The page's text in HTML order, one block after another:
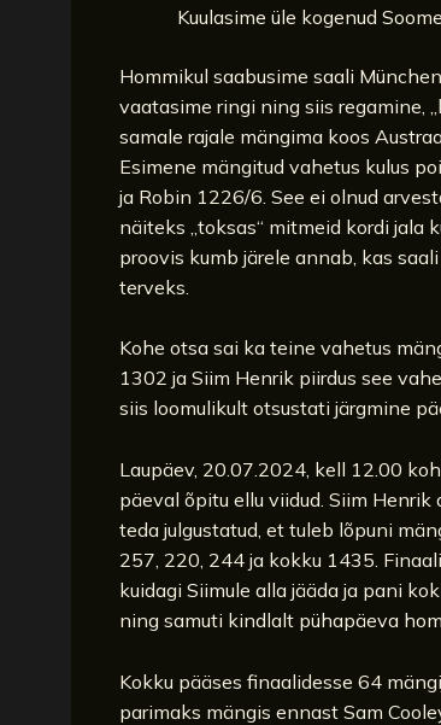
Kuulasime üle kogenud
Hommikul saabusime saali
vaatasime ringi ning siis regamine,
samale rajale mängima koos
Esimene mängitud vahetus kulus
ja Robin 1226/6. See ei olnud
näiteks „toksas“ mitmeid kordi jala
proovis kumb järele annab, kas
terveks.
Kohe otsa sai ka teine vahetus
1302 ja Siim Henrik piirdus see
siis loomulikult otsustati järgmine
Laupäev, 20.07.2024, kell 12.00
päeval õpitu ellu viidud. Siim
teda julgustatud, et tuleb lõpuni
257, 220, 244 ja kokku 1435.
kuidagi Siimule alla jääda ja pani
ning samuti kindlalt pühapäeva
Kokku pääses finaalidesse 64
parimaks mängis ennast Sam